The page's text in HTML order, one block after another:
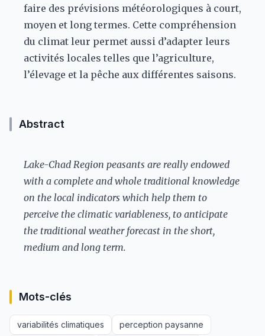
faire des prévisions météorologiques à court,
moyen et long termes. Cette compréhension
du climat leur permet aussi d’adapter leurs
activités locales telles que l’agriculture,
l’élevage et la pêche aux différentes saisons.
Abstract
Lake-Chad Region peasants are really endowed
with a complete and whole traditional knowledge
on the local indicators which help them to
perceive the climatic variableness, to anticipate
the traditional weather forecast in the short,
medium and long term.
Mots-clés
variabilités climatiques
perception paysanne